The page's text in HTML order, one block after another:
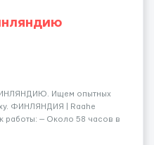
Ищем опытных
ФИНЛЯНДИЯ | Raahe
работы: — Около 58 часов в